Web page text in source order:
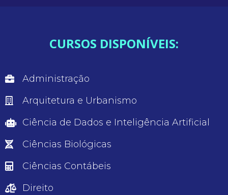
CURSOS DISPONÍVEIS:
Administração
Arquitetura e Urbanismo
Ciência de Dados e Inteligência Artificial
Ciências Biológicas
Ciências Contábeis
Direito